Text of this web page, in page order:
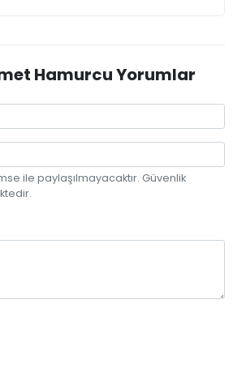
Hamurcu Yorumlar
ile paylaşılmayacaktır. Güvenlik